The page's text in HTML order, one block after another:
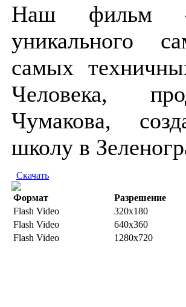
Наш фильм
уникального
самых
Человека,
Чумакова,
школу в
Скачать
Формат Разрешение
Flash Video
320x180
Flash Video
640x360
Flash Video
1280x720